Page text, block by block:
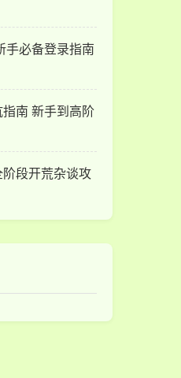
手必备登录指南
南 新手到高阶
段开荒杂谈攻